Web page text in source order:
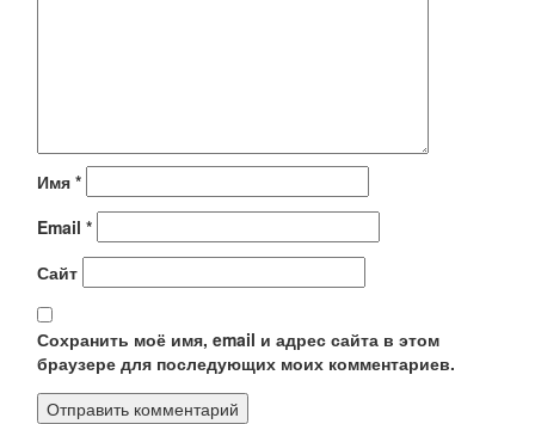
Имя*
Email*
Сайт
Сохранить моё имя, email и адрес сайта в этом
браузере для последующих моих комментариев.